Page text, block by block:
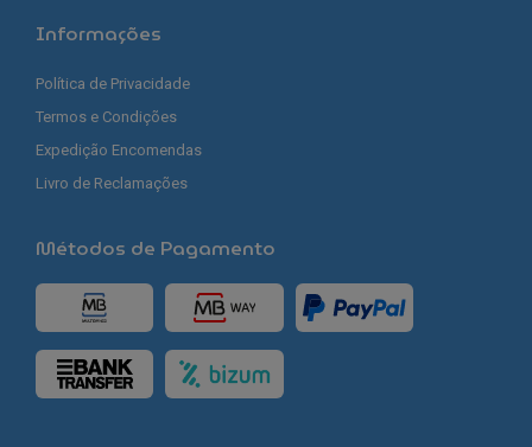
Informações
Política de Privacidade
Termos e Condições
Expedição Encomendas
Livro de Reclamações
Métodos de Pagamento